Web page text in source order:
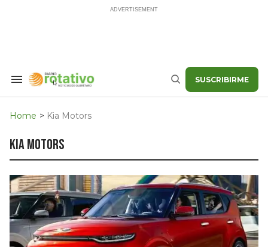
Search
Navigation
Buscar SUSCRIBIRME
Home > Kia Motors
kia motors